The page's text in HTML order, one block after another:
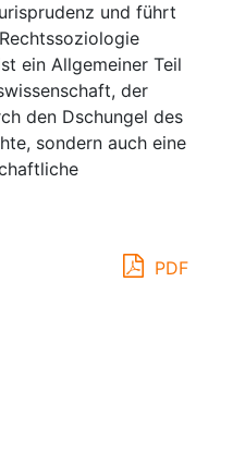
und führt
ein Allgemeiner Teil
der
den Dschungel des
sondern auch eine
PDF